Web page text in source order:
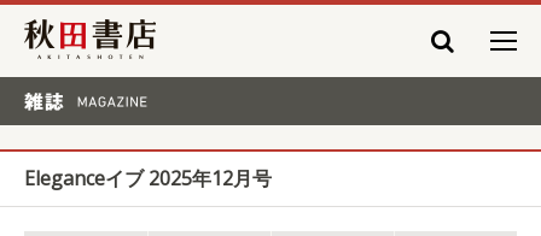
秋田書店
Eleganceイブ 2025年12月号